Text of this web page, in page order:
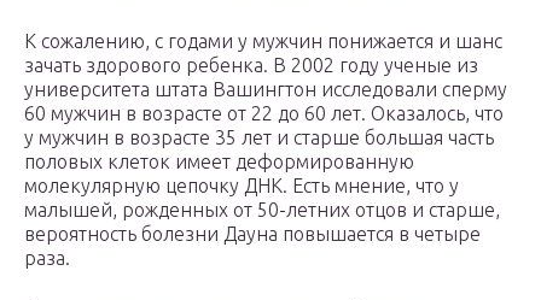
К сожалению, с годами у мужчин понижается и шанс
зачать здорового ребенка. В 2002 году ученые из
университета штата Вашингтон исследовали сперму
60 мужчин в возрасте от 22 до 60 лет. Оказалось, что
у мужчин в возрасте 35 лет и старше большая часть
половых клеток имеет деформированную
молекулярную цепочку ДНК. Есть мнение, что у
малышей, рожденных от 50-летних отцов и старше,
вероятность болезни Дауна повышается в четыре
раза.